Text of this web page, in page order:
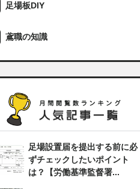
足場板DIY
鳶職の知識
足場設置届を提出する前に必
ずチェックしたいポイント
は？【労働基準監督署...